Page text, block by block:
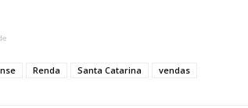
Renda Santa Catarina vendas